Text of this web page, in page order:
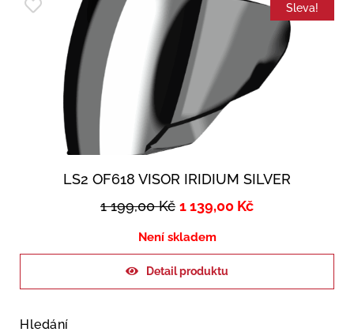
Sleva!
LS2 OF618 VISOR IRIDIUM SILVER
1 199,00Kč 1 139,00 Kč
Není skladem
Detail produktu
Hledání